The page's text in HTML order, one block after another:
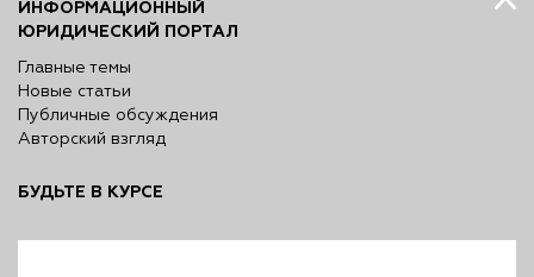
ИНФОРМАЦИОННЫЙ
ЮРИДИЧЕСКИЙ ПОРТАЛ
Главные темы
Новые статьи
Публичные обсуждения
Авторский взгляд
БУДЬТЕ В КУРСЕ